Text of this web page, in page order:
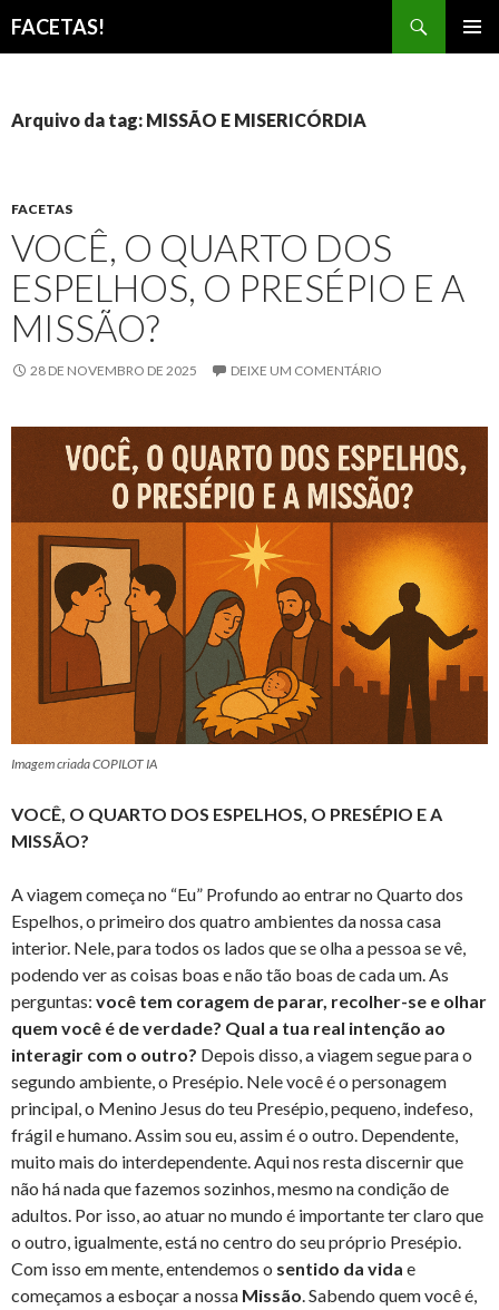
FACETAS!
CONTEÚDO
Arquivo da tag: MISSÃO E MISERICÓRDIA
FACETAS
VOCÊ, O QUARTO DOS
ESPELHOS, O PRESÉPIO E A
MISSÃO?
28 DE NOVEMBRO DE 2025 DEIXE UM COMENTÁRIO
Imagem criada COPILOT IA
VOCÊ, O QUARTO DOS ESPELHOS, O PRESÉPIO E A
MISSÃO?
A viagem começa no “Eu” Profundo ao entrar no Quarto dos
Espelhos, o primeiro dos quatro ambientes da nossa casa
interior. Nele, para todos os lados que se olha a pessoa se vê,
podendo ver as coisas boas e não tão boas de cada um. As
perguntas: você tem coragem de parar, recolher-se e olhar
quem você é de verdade? Qual a tua real intenção ao
interagir com o outro? Depois disso, a viagem segue para o
segundo ambiente, o Presépio. Nele você é o personagem
principal, o Menino Jesus do teu Presépio, pequeno, indefeso,
frágil e humano. Assim sou eu, assim é o outro. Dependente,
muito mais do interdependente. Aqui nos resta discernir que
não há nada que fazemos sozinhos, mesmo na condição de
adultos. Por isso, ao atuar no mundo é importante ter claro que
o outro, igualmente, está no centro do seu próprio Presépio.
Com isso em mente, entendemos o sentido da vida e
começamos a esboçar a nossa Missão. Sabendo quem você é,